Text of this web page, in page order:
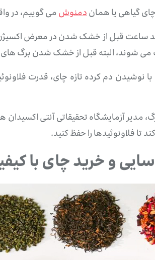
چای گیاهی یا هماندمنوشمی گوییم، در
ساعت قبل از خشک شدن در معرض اکسیژن
شوند، البته قبل از خشک شدن برگ های
نوشیدن دم کرده تازه چای، قدرت
مدیر آزمایشگاه تحقیقاتی آنتی اکسیدان
تا فلاونوئیدها را حفظ کنید.
و خرید چای با